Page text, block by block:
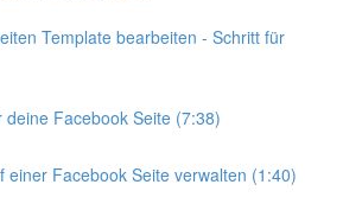
Template bearbeiten - Schritt für
deine Facebook Seite (7:38)
einer Facebook Seite verwalten (1:40)